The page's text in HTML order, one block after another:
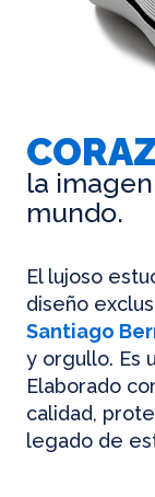
la
mundo.
El lujoso
diseño
Santiago
y orgullo. Es
Elaborado
calidad,
legado de